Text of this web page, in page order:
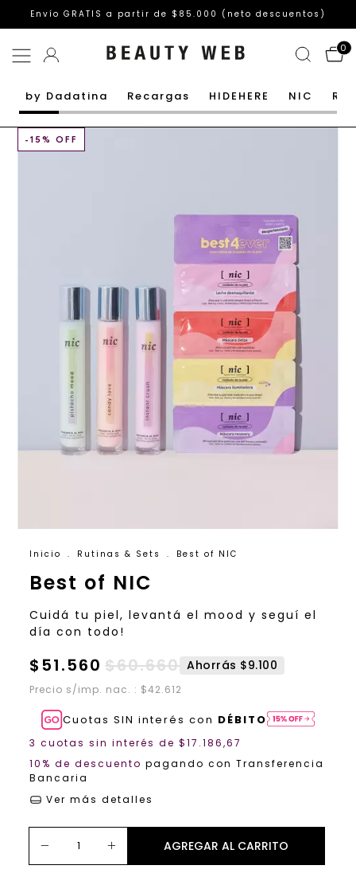
3 cuotas sin interes / 10% OFF con Transferencia 0
by Dadatina Recargas HIDEHERE NIC
-15% OFF
Inicio . Rutinas & Sets . Best of NIC
Best of NIC
Cuidá tu piel, levantá el mood y seguí el
día con todo!
$51.560 $60.660 Ahorrás $9.100
Precio s/imp. nac. : $42.612
Cuotas SIN interés con DÉBITO
3 cuotas sin interés de$17.186,67
10% de descuento pagando con Transferencia
Bancaria
Ver más detalles